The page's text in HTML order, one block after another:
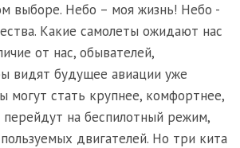
выборе. Небо – моя жизнь! Небо -
Какие самолеты ожидают нас
от нас, обывателей,
видят будущее авиации уже
могут стать крупнее, комфортнее,
на беспилотный режим,
двигателей. Но три кита